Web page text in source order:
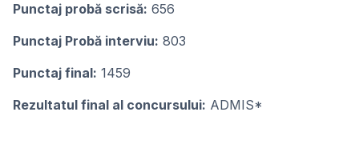
Punctaj probă scrisă: 656
Punctaj Probă interviu: 803
Punctaj final: 1459
Rezultatul final al concursului: ADMIS*